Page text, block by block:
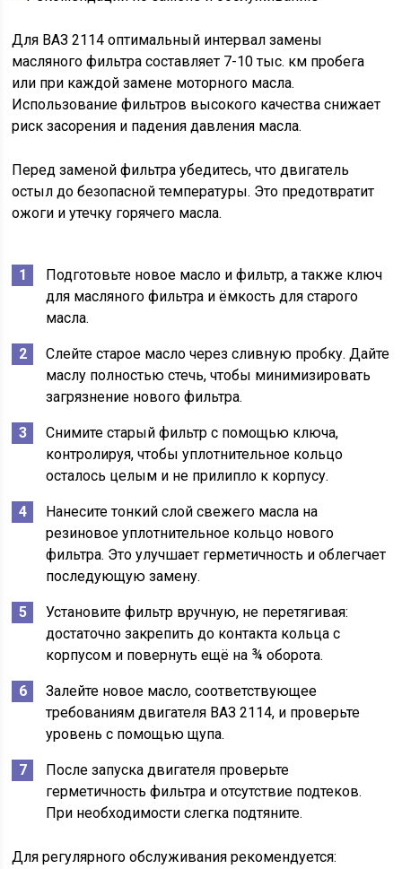
Для ВАЗ 2114 оптимальный интервал замены
масляного фильтра составляет 7-10 тыс. км пробега
или при каждой замене моторного масла.
Использование фильтров высокого качества снижает
риск засорения и падения давления масла.
Перед заменой фильтра убедитесь, что двигатель
остыл до безопасной температуры. Это предотвратит
ожоги и утечку горячего масла.
Подготовьте новое масло и фильтр, а также ключ
для масляного фильтра и ёмкость для старого
масла.
Слейте старое масло через сливную пробку. Дайте
маслу полностью стечь, чтобы минимизировать
загрязнение нового фильтра.
Снимите старый фильтр с помощью ключа,
контролируя, чтобы уплотнительное кольцо
осталось целым и не прилипло к корпусу.
Нанесите тонкий слой свежего масла на
резиновое уплотнительное кольцо нового
фильтра. Это улучшает герметичность и облегчает
последующую замену.
Установите фильтр вручную, не перетягивая:
достаточно закрепить до контакта кольца с
корпусом и повернуть ещё на ¾ оборота.
Залейте новое масло, соответствующее
требованиям двигателя ВАЗ 2114, и проверьте
уровень с помощью щупа.
После запуска двигателя проверьте
герметичность фильтра и отсутствие подтеков.
При необходимости слегка подтяните.
Для регулярного обслуживания рекомендуется: